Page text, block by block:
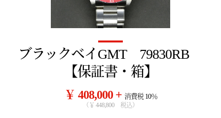
ブラックベイGMT 79830RB
【保証書・箱】
￥ 408,000 + 消費税 10％
（￥ 448,800 税込）